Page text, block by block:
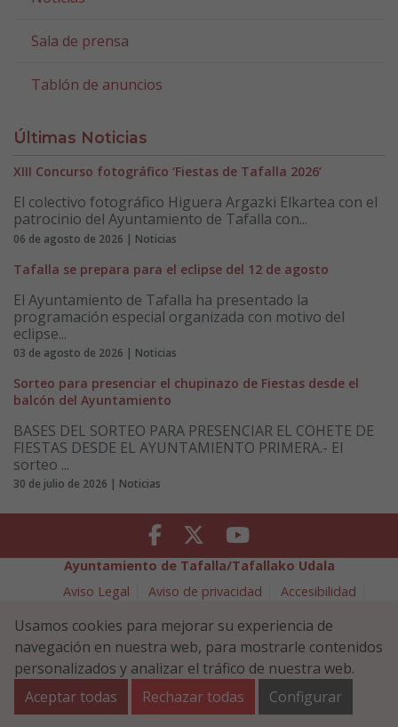
Sala de prensa
Tablón de anuncios
Últimas Noticias
XIII Concurso fotográfico ‘Fiestas de Tafalla 2026’
El colectivo fotográfico Higuera Argazki Elkartea con el
patrocinio del Ayuntamiento de Tafalla con...
06 de agosto de 2026 | Noticias
Tafalla se prepara para el eclipse del 12 de agosto
El Ayuntamiento de Tafalla ha presentado la
programación especial organizada con motivo del
eclipse...
03 de agosto de 2026 | Noticias
Sorteo para presenciar el chupinazo de Fiestas desde el
balcón del Ayuntamiento
BASES DEL SORTEO PARA PRESENCIAR EL COHETE DE
FIESTAS DESDE EL AYUNTAMIENTO PRIMERA.- El
sorteo ...
30 de julio de 2026 | Noticias
Facebook Twitter Youtube
Ayuntamiento de Tafalla/Tafallako Udala
Aviso Legal
Aviso de privacidad
Accesibilidad
Política de Seguridad de la Información
Plaza Navarra 5 - 31300 Tafalla (NAVARRA)
948 70 18 11
ayuntamiento@tafalla.es
Usamos cookies para mejorar su experiencia de
navegación en nuestra web, para mostrarle contenidos
personalizados y analizar el tráfico de nuestra web.
Aceptar todas
Rechazar todas Configurar